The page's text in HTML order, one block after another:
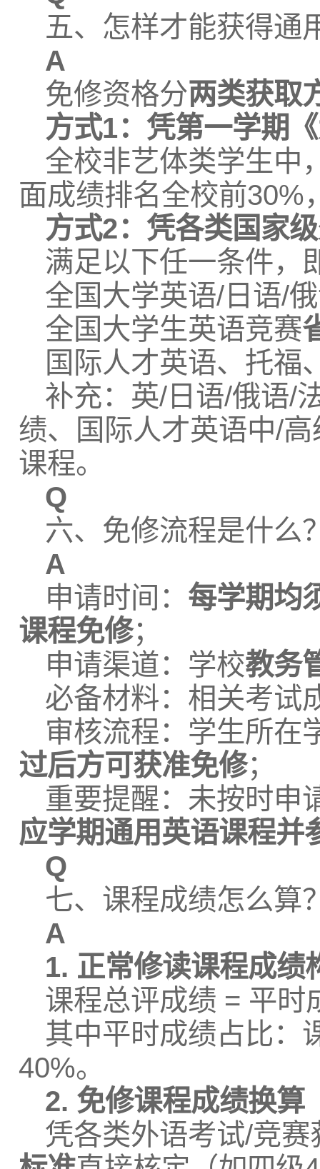
五、怎样才能获得通
A
免修资格分两类获取
方式1：凭第一学期
全校非艺体类学生中
面成绩排名全校前30%
方式2：凭各类国家
满足以下任一条件，
全国大学英语/日语/
全国大学生英语竞赛
国际人才英语、托福
补充：英/日语/俄语/
绩、国际人才英语中/
课程。
Q
六、免修流程是什么
A
申请时间： 每学期均
课程免修；
申请渠道：学校教务
必备材料：相关考试
审核流程：学生所
过后方可获准免修；
重要提醒：未按时申
应学期通用英语课程并
Q
七、课程成绩怎么算
A
1. 正常修读课程成绩
课程总评成绩 = 平时
其中平时成绩占比：
40%。
2. 免修课程成绩换算
凭各类外语考试/竞